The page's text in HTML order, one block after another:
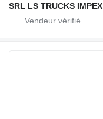
SRL LS TRUCKS IMPEX